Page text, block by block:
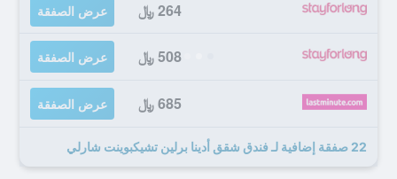
264 ﷼ عرض الصفقة
508 ﷼ عرض الصفقة
685 ﷼ عرض الصفقة
22 صفقة إضافية لـ فندق شقق أدينا برلين تشيكبوينت شارلي